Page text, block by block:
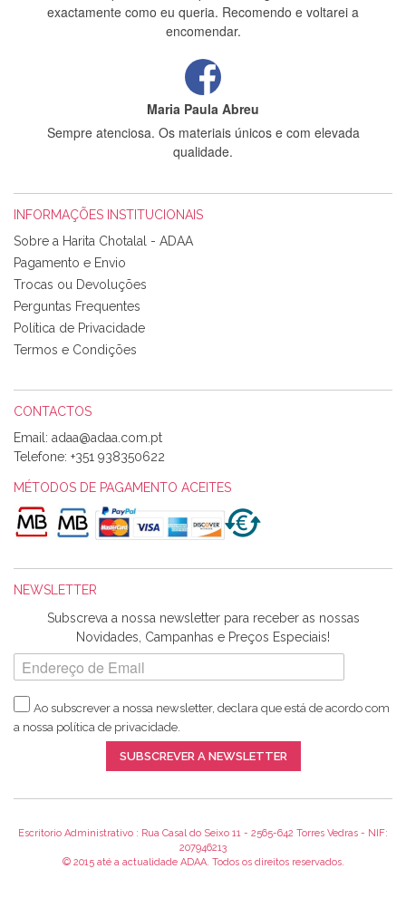
exactamente como eu queria. Recomendo e voltarei a
encomendar.
Maria Paula Abreu
Sempre atenciosa. Os materiais únicos e com elevada
qualidade.
Tudo chegou em condições, pois os produtos vieram muito
bem acondicionados. Estou plenamente satisfeita com os
produtos adquiridos. Relativamente à bolsa, tem um tecido
com um padrão e cores muito bonitas e a execução está
perfeitíssima. Futuramente penso voltar a comprar na vossa
loja, têm excelentes artigos a um preço muito justo. A
Alexandra Morais
Olá boa Noite. Os meus tecidos chegaram hoje. Muito
obrigada pelo miminho que dá um jeitaço pras minhas linhas
de bordar e não sei o que pões nos tecidos, mas que cheiram
maravilhosamente ... cheiram! :) Muito Obrigada.
Harita a minha encomenda já chegou. :) Muito obrigada pela
rapidez no envio, pela qualidade dos materiais que me
enviaste e pela simpatia de sempre. :)
Catarina Amaro
5 estrelas. Gosto muito do serviço. A Harita Chotalal é muito
Recomendo.
INFORMAÇÕES INSTITUCIONAIS
Sobre a Harita Chotalal - ADAA
Pagamento e Envio
Trocas ou Devoluções
Perguntas Frequentes
Política de Privacidade
Termos e Condições
CONTACTOS
Email:
Telefone: +351 938350622
MÉTODOS DE PAGAMENTO ACEITES
NEWSLETTER
Subscreva a nossa newsletter para receber as nossas
Novidades, Campanhas e Preços Especiais!
Ao subscrever a nossa newsletter, declara que está de acordo com
a nossa política de privacidade.
SUBSCREVER A NEWSLETTER
Escritorio Administrativo : Rua Casal do Seixo 11 - 2565-642 Torres Vedras - NIF:
207946213
© 2015 até a actualidade ADAA. Todos os direitos reservados.